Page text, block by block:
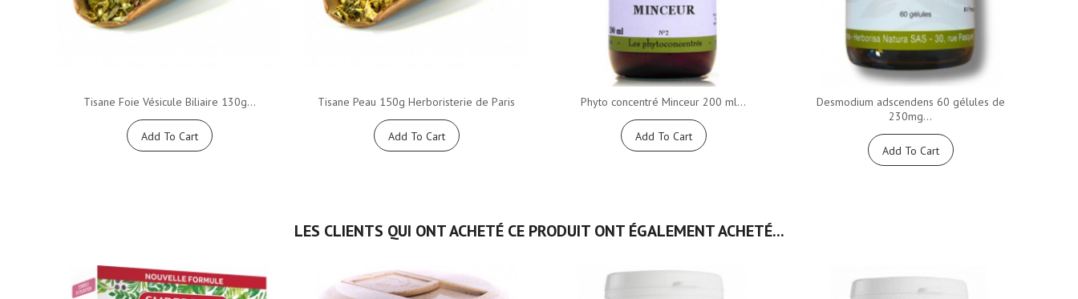
Tisane Foie Vésicule Biliaire 130g...
Add To Cart
Tisane Peau 150g Herboristerie de Paris
Add To Cart
Phyto concentré Minceur 200 ml...
Add To Cart
Desmodium adscendens 60 gélules de
230mg...
Add To Cart
LES CLIENTS QUI ONT ACHETÉ CE PRODUIT ONT ÉGALEMENT ACHETÉ...